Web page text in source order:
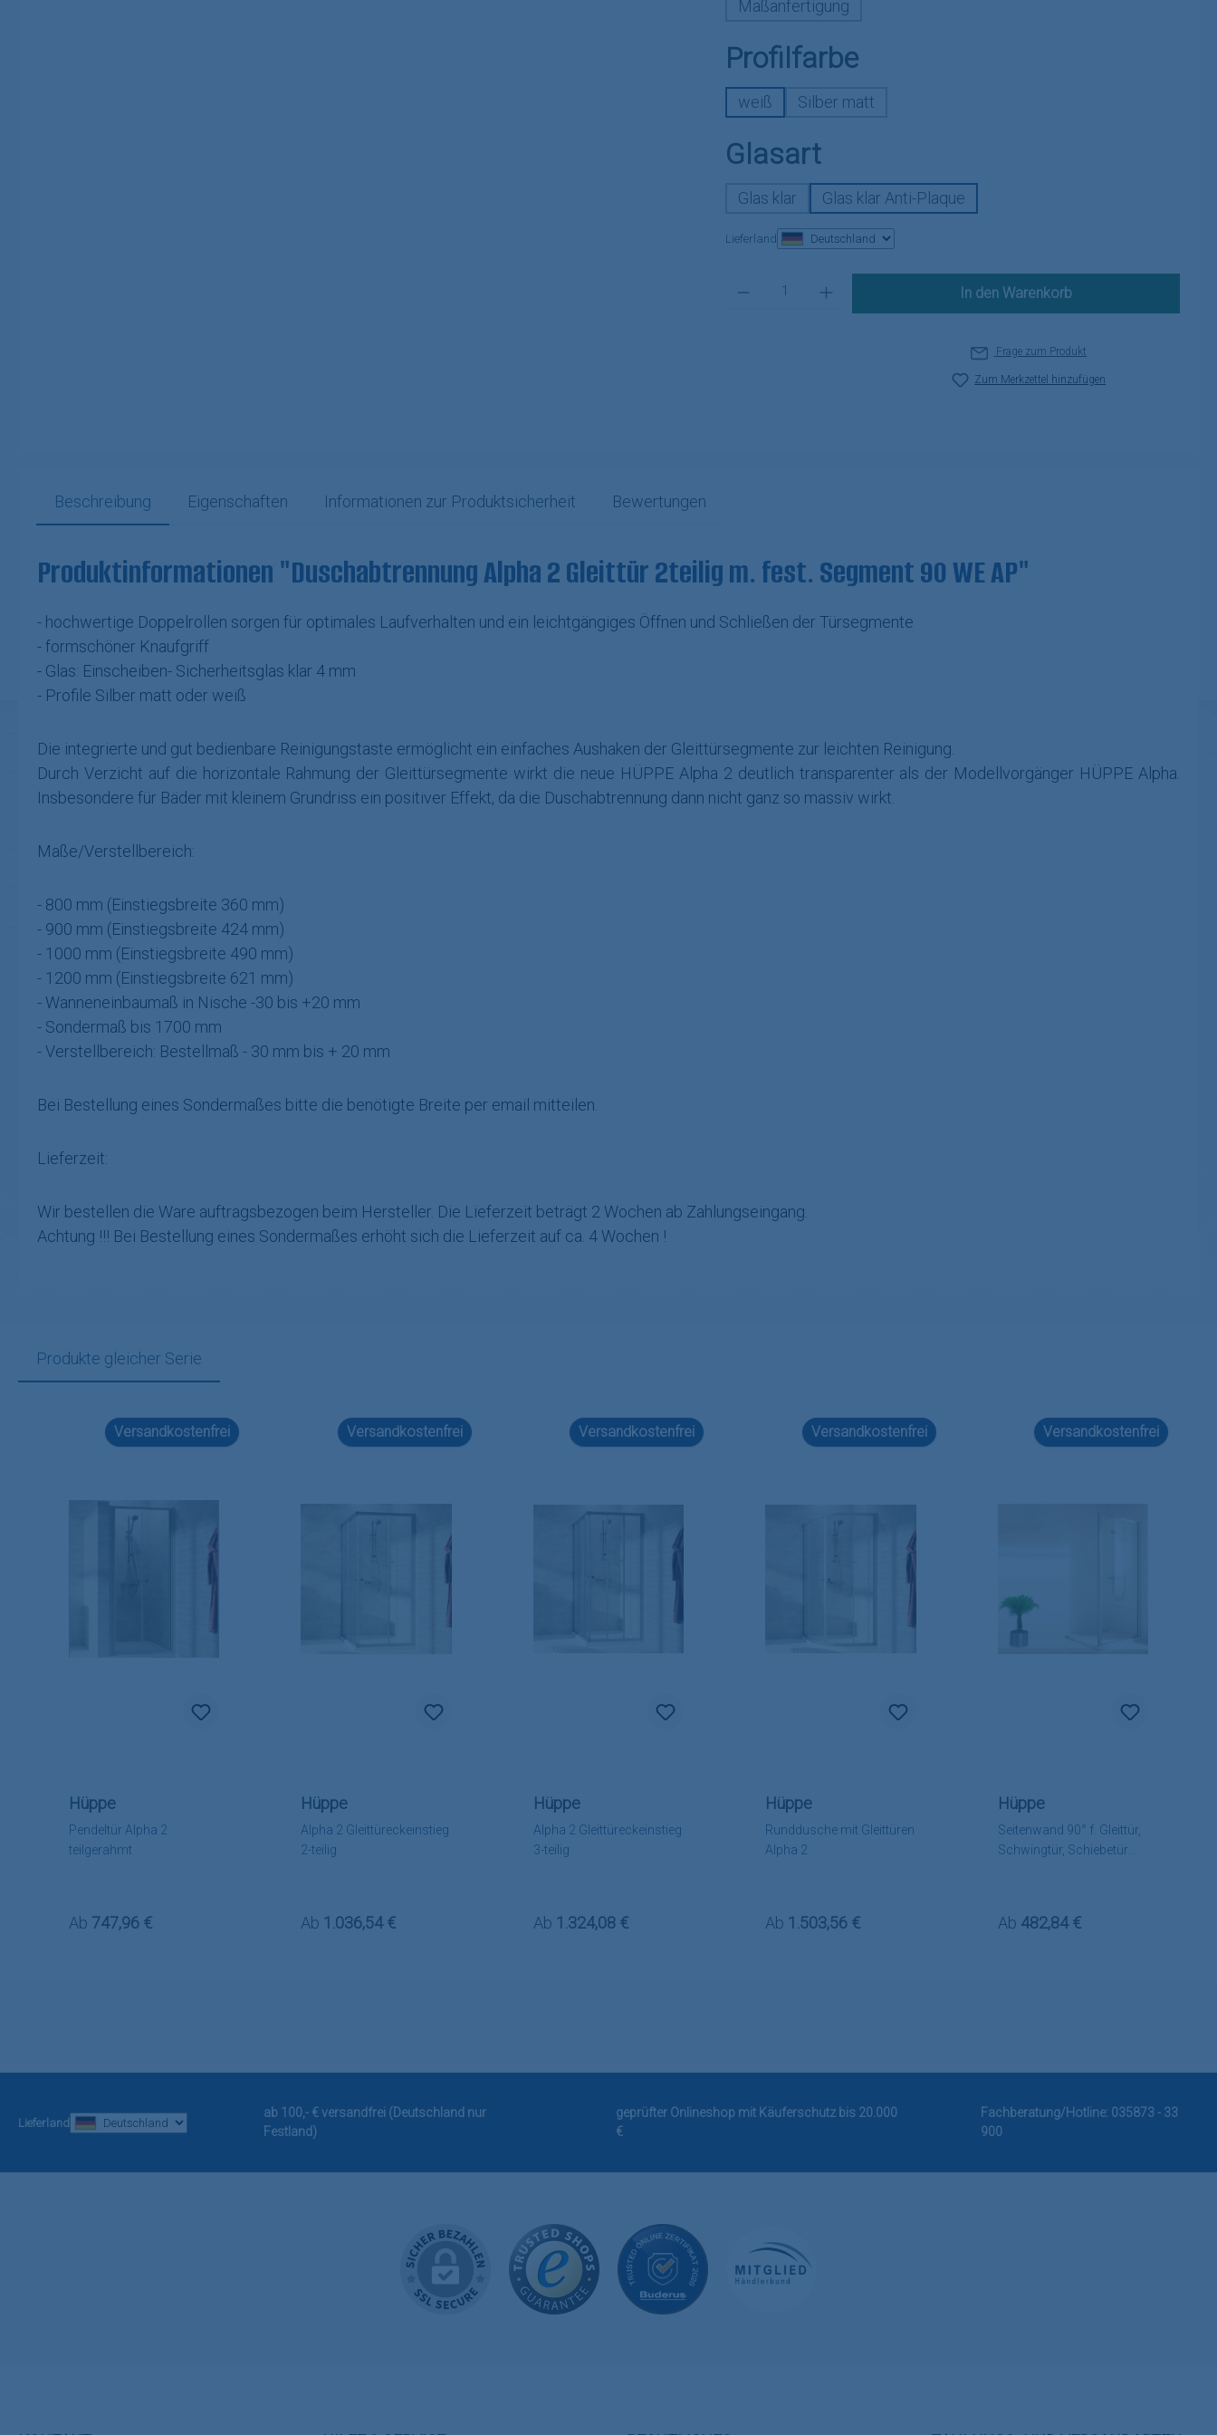
Maßanfertigung
Profilfarbeauswählen
weiß Silber matt
Glasartauswählen
Glas klar Glas klar Anti-Plaque
Lieferland
In den Warenkorb
Frage zum Produkt
Zum Merkzettel hinzufügen
Beschreibung Eigenschaften Informationen zur Produktsicherheit Bewertungen
Produktinformationen "Duschabtrennung Alpha 2 Gleittür 2teilig m. fest. Segment 90 WE AP"
- hochwertige Doppelrollen sorgen für optimales Laufverhalten und ein leichtgängiges Öffnen und Schließen der Türsegmente
- formschöner Knaufgriff
- Glas: Einscheiben- Sicherheitsglas klar 4 mm
- Profile Silber matt oder weiß
Die integrierte und gut bedienbare Reinigungstaste ermöglicht ein einfaches Aushaken der Gleittürsegmente zur leichten Reinigung.
Durch Verzicht auf die horizontale Rahmung der Gleittürsegmente wirkt die neue HÜPPE Alpha 2 deutlich transparenter als der Modellvorgänger HÜPPE Alpha.
Insbesondere für Bäder mit kleinem Grundriss ein positiver Effekt, da die Duschabtrennung dann nicht ganz so massiv wirkt.
Maße/Verstellbereich:
- 800 mm (Einstiegsbreite 360 mm)
- 900 mm (Einstiegsbreite 424 mm)
- 1000 mm (Einstiegsbreite 490 mm)
- 1200 mm (Einstiegsbreite 621 mm)
- Wanneneinbaumaß in Nische -30 bis +20 mm
- Sondermaß bis 1700 mm
- Verstellbereich: Bestellmaß - 30 mm bis + 20 mm
Bei Bestellung eines Sondermaßes bitte die benötigte Breite per email mitteilen.
Lieferzeit:
Wir bestellen die Ware auftragsbezogen beim Hersteller. Die Lieferzeit beträgt 2 Wochen ab Zahlungseingang.
Achtung !!! Bei Bestellung eines Sondermaßes erhöht sich die Lieferzeit auf ca. 4 Wochen !
Produkte gleicher Serie
Produktgalerie überspringen
Versandkostenfrei
Pendeltür Alpha 2
teilgerahmt
Hüppe
Regulärer Preis:
Ab 747,96 €
Versandkostenfrei
Alpha 2 Gleittüreckeinstieg
2-teilig
Hüppe
Regulärer Preis:
Ab 1.036,54 €
Versandkostenfrei
Alpha 2 Gleittüreckeinstieg
3-teilig
Hüppe
Regulärer Preis:
Ab 1.324,08 €
Versandkostenfrei
Runddusche mit Gleittüren
Alpha 2
Hüppe
Regulärer Preis:
Ab 1.503,56 €
Versandkostenfrei
Seitenwand 90° f. Gleittür,
Schwingtür, Schiebetür
Hüppe
Regulärer Preis:
Ab 482,84 €
Lieferland
ab 100,- € versandfrei (Deutschland nur
Festland)
geprüfter Onlineshop mit Käuferschutz bis 20.000
€
Fachberatung/Hotline: 035873 - 33
900